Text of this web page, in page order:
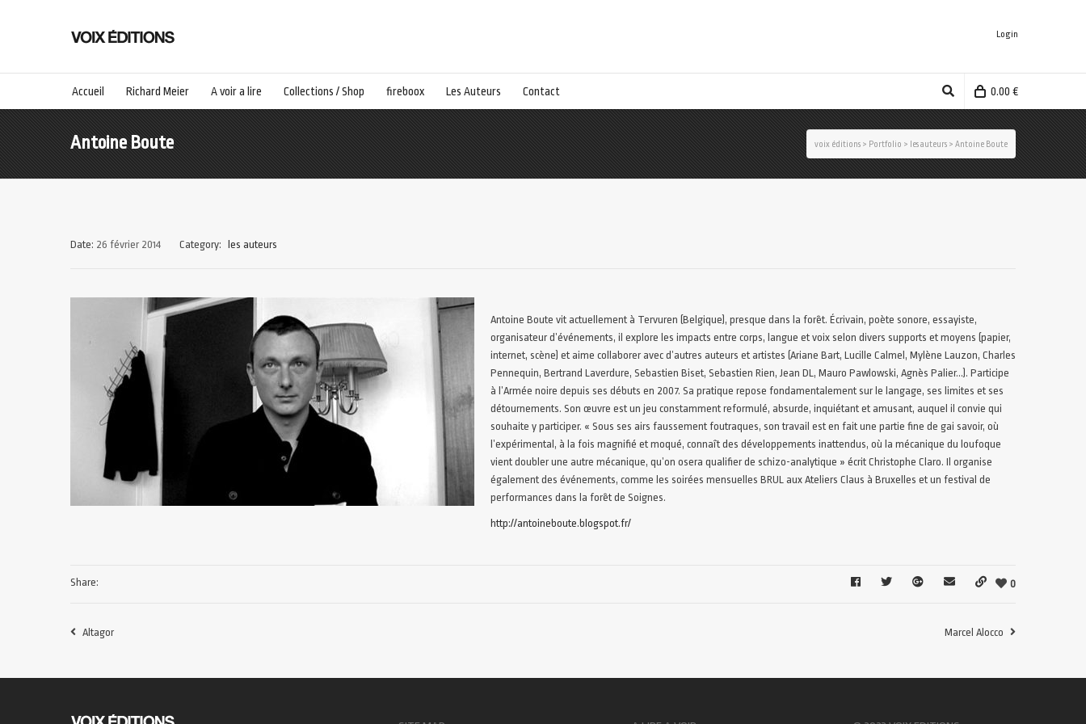
Login
Accueil Richard Meier A voir a lire Collections / Shop fireboox Les Auteurs Contact 0.00 €
Antoine Boute voix éditions > Portfolio > les auteurs > Antoine Boute
Date: 26 février 2014 Category: les auteurs
Antoine Boute vit actuellement à Tervuren (Belgique), presque dans la forêt. Écrivain, poète sonore, essayiste,
organisateur d’événements, il explore les impacts entre corps, langue et voix selon divers supports et moyens (papier,
internet, scène) et aime collaborer avec d’autres auteurs et artistes (Ariane Bart, Lucille Calmel, Mylène Lauzon, Charles
Pennequin, Bertrand Laverdure, Sebastien Biset, Sebastien Rien, Jean DL, Mauro Pawlowski, Agnès Palier…). Participe
à l’Armée noire depuis ses débuts en 2007. Sa pratique repose fondamentalement sur le langage, ses limites et ses
détournements. Son œuvre est un jeu constamment reformulé, absurde, inquiétant et amusant, auquel il convie qui
souhaite y participer. « Sous ses airs faussement foutraques, son travail est en fait une partie fine de gai savoir, où
l’expérimental, à la fois magnifié et moqué, connaît des développements inattendus, où la mécanique du loufoque
vient doubler une autre mécanique, qu’on osera qualifier de schizo-analytique » écrit Christophe Claro. Il organise
également des événements, comme les soirées mensuelles BRUL aux Ateliers Claus à Bruxelles et un festival de
performances dans la forêt de Soignes.
http://antoineboute.blogspot.fr/
Share: 0
Altagor Marcel Alocco